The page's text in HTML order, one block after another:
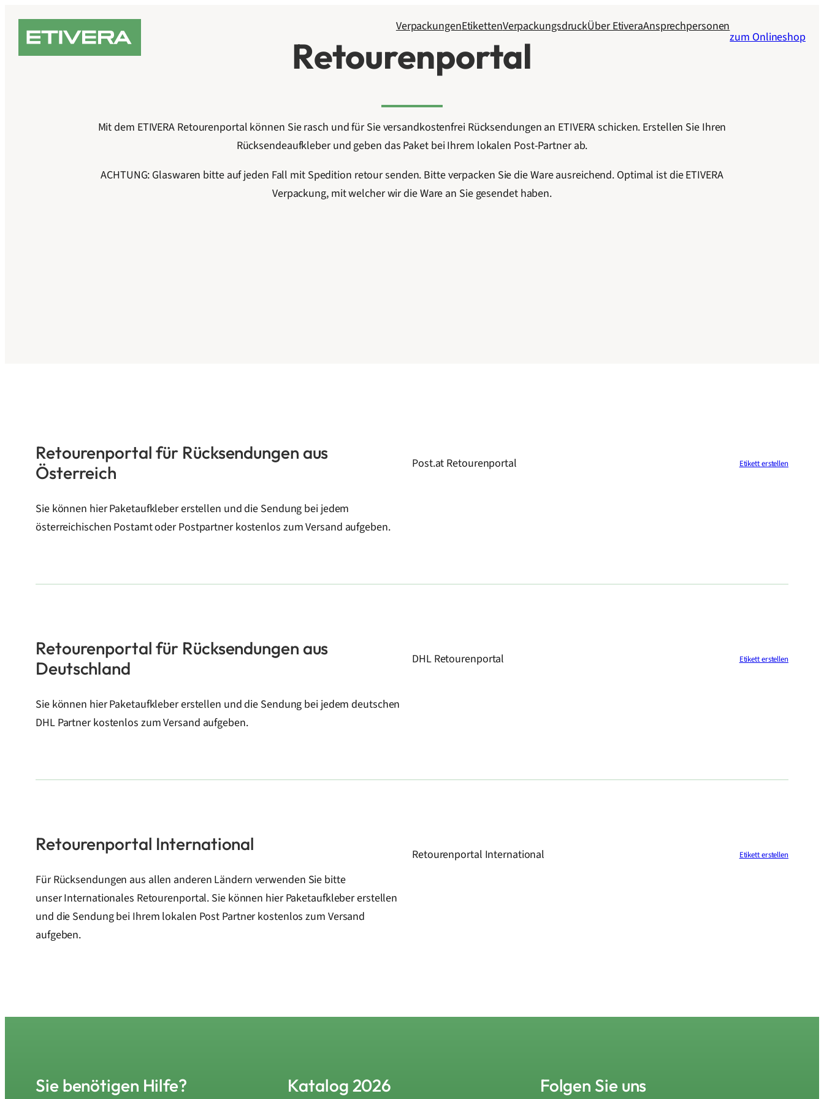
Inhalt
VerpackungenEtikettenVerpackungsdruckÜber EtiveraAnsprechpersonen
zum Onlineshop
Retourenportal
Mit dem ETIVERA Retourenportal können Sie rasch und für Sie versandkostenfrei Rücksendungen an ETIVERA schicken. Erstellen Sie Ihren
Rücksendeaufkleber und geben das Paket bei Ihrem lokalen Post-Partner ab.
ACHTUNG: Glaswaren bitte auf jeden Fall mit Spedition retour senden. Bitte verpacken Sie die Ware ausreichend. Optimal ist die ETIVERA
Verpackung, mit welcher wir die Ware an Sie gesendet haben.
Retourenportal für Rücksendungen aus
Österreich
Sie können hier Paketaufkleber erstellen und die Sendung bei jedem
österreichischen Postamt oder Postpartner kostenlos zum Versand aufgeben.
Post.at Retourenportal Etikett erstellen
Retourenportal für Rücksendungen aus
Deutschland
Sie können hier Paketaufkleber erstellen und die Sendung bei jedem deutschen
DHL Partner kostenlos zum Versand aufgeben.
DHL Retourenportal Etikett erstellen
Retourenportal International
Für Rücksendungen aus allen anderen Ländern verwenden Sie bitte
unser Internationales Retourenportal. Sie können hier Paketaufkleber erstellen
und die Sendung bei Ihrem lokalen Post Partner kostenlos zum Versand
aufgeben.
Retourenportal International Etikett erstellen
Sie benötigen Hilfe? Katalog 2026 Folgen Sie uns